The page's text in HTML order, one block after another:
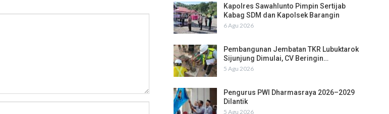
Kapolres Sawahlunto Pimpin Sertijab
Kabag SDM dan Kapolsek Barangin
6 Agu 2026
Pembangunan Jembatan TKR Lubuktarok
Sijunjung Dimulai, CV Beringin…
5 Agu 2026
Pengurus PWI Dharmasraya 2026–2029
Dilantik
5 Agu 2026